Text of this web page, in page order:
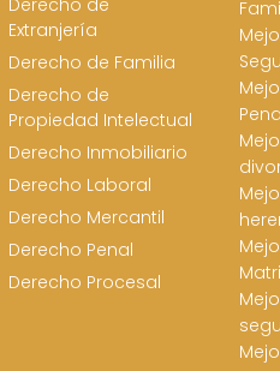
Derecho de
Extranjería
Derecho de Familia
Derecho de
Propiedad Intelectual
Derecho Inmobiliario
Derecho Laboral
Derecho Mercantil
Derecho Penal
Derecho Procesal